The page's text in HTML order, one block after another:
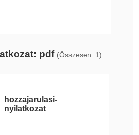
pdf (Összesen: 1)
hozzajarulasi-
nyilatkozat